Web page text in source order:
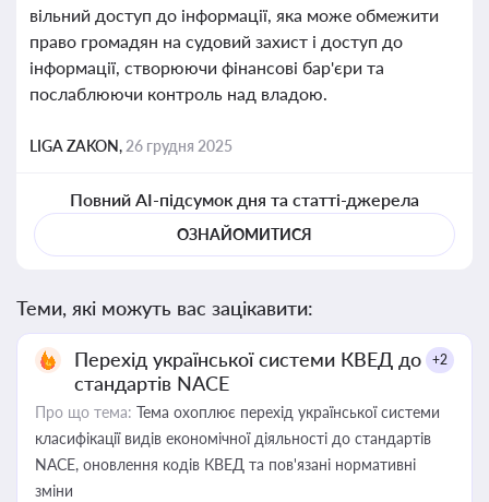
вільний доступ до інформації, яка може обмежити
право громадян на судовий захист і доступ до
інформації, створюючи фінансові бар'єри та
послаблюючи контроль над владою.
LIGA ZAKON, 26 грудня 2025
Повний AI-підсумок дня та статті-джерела
ОЗНАЙОМИТИСЯ
Теми, які можуть вас зацікавити:
Перехід української системи КВЕД до
стандартів NACE
+2
Про що тема: Тема охоплює перехід української системи
класифікації видів економічної діяльності до стандартів
NACE, оновлення кодів КВЕД та пов'язані нормативні
зміни